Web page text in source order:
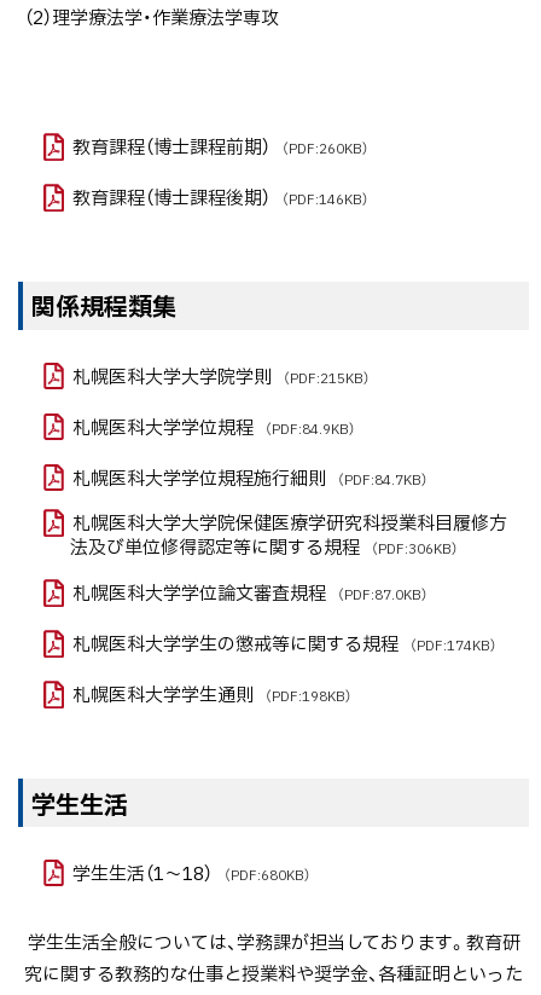
（2）理学療法学・作業療法学専攻
教育課程（博士課程前期） （PDF:260KB）
教育課程（博士課程後期） （PDF:146KB）
関係規程類集
札幌医科大学大学院学則 （PDF:215KB）
札幌医科大学学位規程 （PDF:84.9KB）
札幌医科大学学位規程施行細則 （PDF:84.7KB）
札幌医科大学大学院保健医療学研究科授業科目履修方
法及び単位修得認定等に関する規程
（PDF:306KB）
札幌医科大学学位論文審査規程 （PDF:87.0KB）
札幌医科大学学生の懲戒等に関する規程 （PDF:174KB）
札幌医科大学学生通則 （PDF:198KB）
学生生活
学生生活（1～18） （PDF:680KB）
学生生活全般については、学務課が担当しております。教育研
究に関する教務的な仕事と授業料や奨学金、各種証明といった